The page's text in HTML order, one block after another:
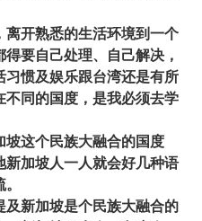
开熟悉的生活环境到一个
要自己处理、自己解决，
惯及娱乐跟台湾还是有所
不同的国度，是我必须去学
这个民族大融合的国度
新加坡人一人就会好几种语
新加坡是个民族大融合的